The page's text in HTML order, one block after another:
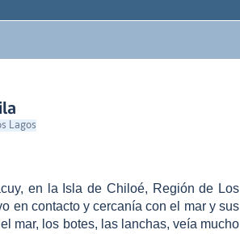
Lagos
en la Isla de Chiloé, Región de Los
en contacto y cercanía con el mar y sus
mar, los botes, las lanchas, veía mucho